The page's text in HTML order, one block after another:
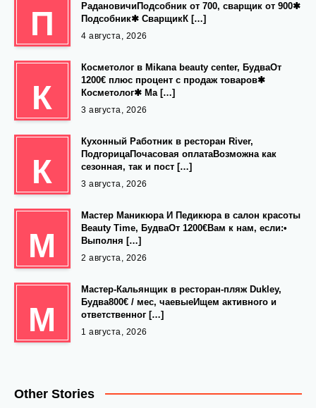
П
РадановичиПодсобник от 700, сварщик от 900✱
Подсобник✱ СварщикК […]
4 августа, 2026
К
Косметолог в Mikana beauty center, БудваОт
1200€ плюс процент с продаж товаров✱
Косметолог✱ Ма […]
3 августа, 2026
К
Кухонный Работник в ресторан River,
ПодгорицаПочасовая оплатаВозможна как
сезонная, так и пост […]
3 августа, 2026
М
Мастер Маникюра И Педикюра в салон красоты
Beauty Time, БудваОт 1200€Вам к нам, если:•
Выполня […]
2 августа, 2026
М
Мастер-Кальянщик в ресторан-пляж Dukley,
Будва800€ / мес, чаевыеИщем активного и
ответственног […]
1 августа, 2026
Other Stories